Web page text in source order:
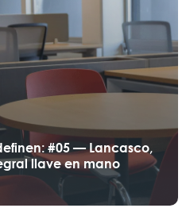
#05 — Lancasco,
llave en mano